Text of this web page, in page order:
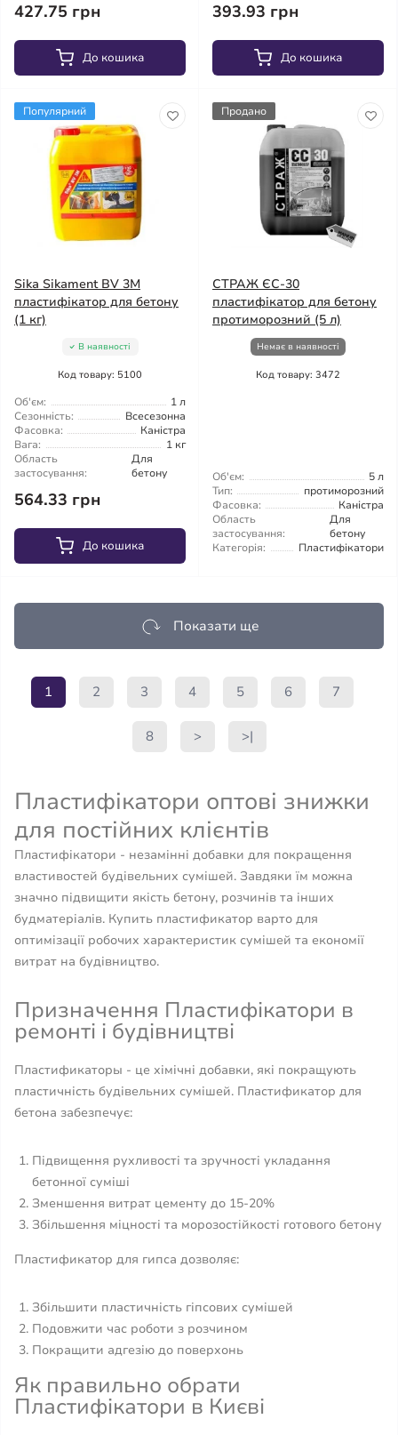
427.75 грн
До кошика
393.93 грн
До кошика
Популярний
Sika Sikament BV 3M
пластифікатор для бетону
(1 кг)
В наявності
Код товару: 5100
Об'єм:
1 л
Сезонність:
Всесезонна
Фасовка:
Каністра
Вага:
1 кг
Область
застосування:
Для
бетону
564.33 грн
До кошика
Продано
СТРАЖ ЄС-30
пластифікатор для бетону
протиморозний (5 л)
Немає в наявності
Код товару: 3472
Об'єм:
5 л
Тип:
протиморозний
Фасовка:
Каністра
Область
застосування:
Для
бетону
Категорія:
Пластифікатори
Показати ще
1 2 3 4 5 6 7
8 > >|
Пластифікатори оптові знижки
для постійних клієнтів
Пластифікатори - незамінні добавки для покращення
властивостей будівельних сумішей. Завдяки їм можна
значно підвищити якість бетону, розчинів та інших
будматеріалів. Купить пластификатор варто для
оптимізації робочих характеристик сумішей та економії
витрат на будівництво.
Призначення Пластифікатори в
ремонті і будівництві
Пластификаторы - це хімічні добавки, які покращують
пластичність будівельних сумішей. Пластификатор для
бетона забезпечує:
Підвищення рухливості та зручності укладання
бетонної суміші
Зменшення витрат цементу до 15-20%
Збільшення міцності та морозостійкості готового бетону
Пластификатор для гипса дозволяє:
Збільшити пластичність гіпсових сумішей
Подовжити час роботи з розчином
Покращити адгезію до поверхонь
Як правильно обрати
Пластифікатори в Києві